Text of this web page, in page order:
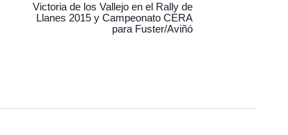
Victoria de los Vallejo en el Rally de
Llanes 2015 y Campeonato CERA
para Fuster/Aviñó